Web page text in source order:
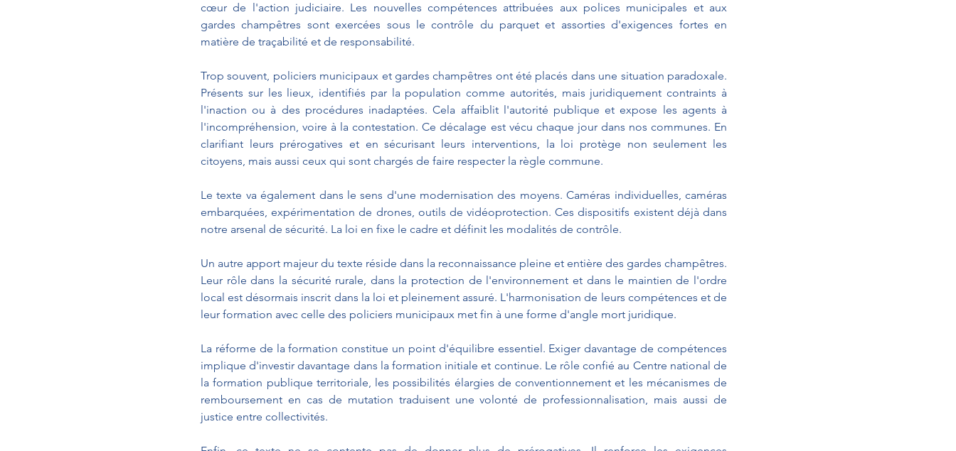
cœur de l'action judiciaire. Les nouvelles compétences attribuées aux polices municipales et aux
gardes champêtres sont exercées sous le contrôle du parquet et assorties d'exigences fortes en
matière de traçabilité et de responsabilité.
Trop souvent, policiers municipaux et gardes champêtres ont été placés dans une situation paradoxale.
Présents sur les lieux, identifiés par la population comme autorités, mais juridiquement contraints à
l'inaction ou à des procédures inadaptées. Cela affaiblit l'autorité publique et expose les agents à
l'incompréhension, voire à la contestation. Ce décalage est vécu chaque jour dans nos communes. En
clarifiant leurs prérogatives et en sécurisant leurs interventions, la loi protège non seulement les
citoyens, mais aussi ceux qui sont chargés de faire respecter la règle commune.
Le texte va également dans le sens d'une modernisation des moyens. Caméras individuelles, caméras
embarquées, expérimentation de drones, outils de vidéoprotection. Ces dispositifs existent déjà dans
notre arsenal de sécurité. La loi en fixe le cadre et définit les modalités de contrôle.
Un autre apport majeur du texte réside dans la reconnaissance pleine et entière des gardes champêtres.
Leur rôle dans la sécurité rurale, dans la protection de l'environnement et dans le maintien de l'ordre
local est désormais inscrit dans la loi et pleinement assuré. L'harmonisation de leurs compétences et de
leur formation avec celle des policiers municipaux met fin à une forme d'angle mort juridique.
La réforme de la formation constitue un point d'équilibre essentiel. Exiger davantage de compétences
implique d'investir davantage dans la formation initiale et continue. Le rôle confié au Centre national de
la formation publique territoriale, les possibilités élargies de conventionnement et les mécanismes de
remboursement en cas de mutation traduisent une volonté de professionnalisation, mais aussi de
justice entre collectivités.